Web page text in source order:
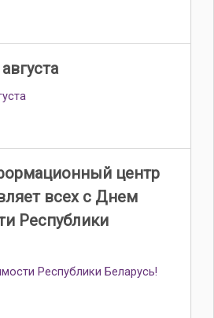
центр
всех с Днем
Республики